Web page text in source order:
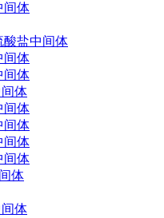
间体
酸盐中间体
间体
间体
体
间体
间体
间体
间体
体
体